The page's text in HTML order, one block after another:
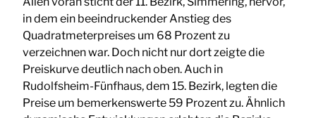
in dem ein beeindruckender Anstieg des
Quadratmeterpreises um 68 Prozent zu
verzeichnen war. Doch nicht nur dort zeigte die
Preiskurve deutlich nach oben. Auch in
Rudolfsheim-Fünfhaus, dem 15. Bezirk, legten die
Preise um bemerkenswerte 59 Prozent zu. Ähnlich